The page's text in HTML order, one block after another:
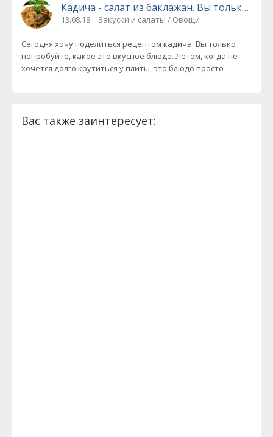
Кадича - салат из баклажан. Вы только
13.08.18 Закуски и салаты / Овощи
Сегодня хочу поделиться рецептом кадича. Вы только
попробуйте, какое это вкусное блюдо. Летом, когда не
хочется долго крутиться у плиты, это блюдо просто
Вас также заинтересует: